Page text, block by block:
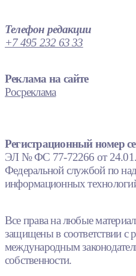
Телефон редакции
+7 495 232 63 33
Реклама на сайте
Росреклама
Регистрационный номер
ЭЛ № ФС 77-72266 от
Федеральной службой по
информационных
Все права на любые
защищены в соответствии с
международным
собственности.